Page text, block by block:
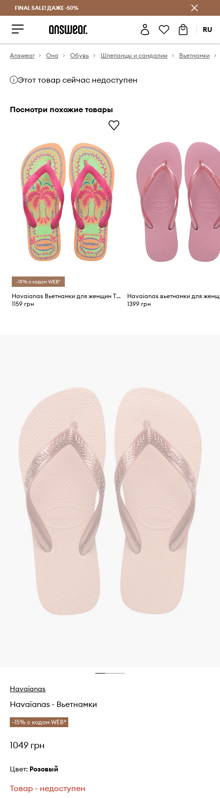
FINAL SALE! ДАЖЕ -50%
RU
Answear Она Обувь Шлепанцы и сандалии Вьетнамки
Этот товар сейчас недоступен
Посмотри похожие товары
-15% с кодом WEB*
Havaianas Вьетнамки для женщин TOP SUMMER VIBES
1159 грн
1399 грн
Havaianas
Havaianas - Вьетнамки
-15% с кодом WEB*
1049 грн
Цвет: розовый
Товар - недоступен